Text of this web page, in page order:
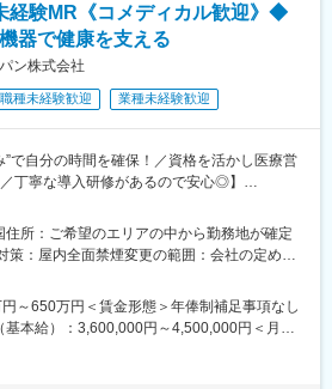
れている企業です。
：
～2ヶ月、プロジェクトによる）：入社オリ
配属先プロジェクトの製薬メーカーにて製品
ーニングの研修等も受けることが可能です。
育成プログラム、IBD専門育成プログラ
ジメント体制：プロジェクトマネージャー、
ように万全のサポート体制を整えています。
ト数、50社を超える多数の取引メーカー：同
経験MR《コメディカル歓迎》◆
器で健康を支える
ン株式会社
職種未経験歓迎 業種未経験歓迎
”で自分の時間を確保！／資格を活かし医療営
丁寧な導入研修があるので安心◎】
ば活躍できる！》
仕事がしたい」「社会貢献につながる仕事を
があればOK！当社には、臨床経験を活かして
かして新たなフィールドで活躍したい方を歓
住所：ご希望のエリアの中から勤務地が確定
策：屋内全面禁煙変更の範囲：会社の定める
～650万円＜賃金形態＞年俸制補足事項なし
基本給）：3,600,000円～4,500,000円＜月額